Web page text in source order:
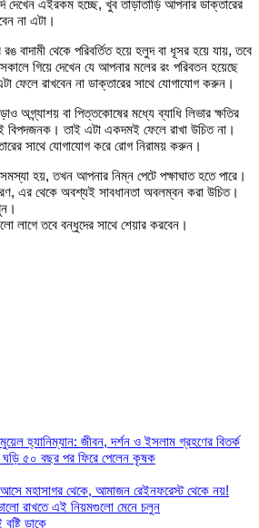
দেখেন এইরকম হচ্ছে, খুব তাড়াতাড়ি আপনার ডাক্তারের
না এটা।
বাদামী থেকে পরিবর্তিত হয়ে হলুদ বা ধূসর হয়ে যায়, তবে
গিয়ে দেখেন যে আপনার মলের রং পরিবতন হয়েছে
ফেলে রাখবেন না ডাক্তারের সাথে যোগাযোগ করুন।
অগ্ন্যাশয় বা পিত্তকোষের মধ্যে ব্যাধি লিভার ক্ষতির
বিপদজনক। তাই এটা একদমই ফেলে রাখা উচিত না।
সাথে যোগাযোগ করে রোগ নিরাময় করুন।
হয়, তখন আপনার নিম্ন পেটে পক্ষাঘাত হতে পারে।
এর থেকে অবশ্যই সাবধানতা অবলম্বন করা উচিত।
তবে বন্ধুদের সাথে শেয়ার করবেন।
হ্যানিম্যান: জীবন, দর্শন ও ইসলাম গ্রহণের বিতর্ক
ঘড়ি ৫০ বছর পর ফিরে পেলেন কৃষক
মহাসাগর থেকে, আমাজন রেইনফরেস্ট থেকে নয়!
রাখতে এই নিয়মগুলো মেনে চলুন
ডাকে